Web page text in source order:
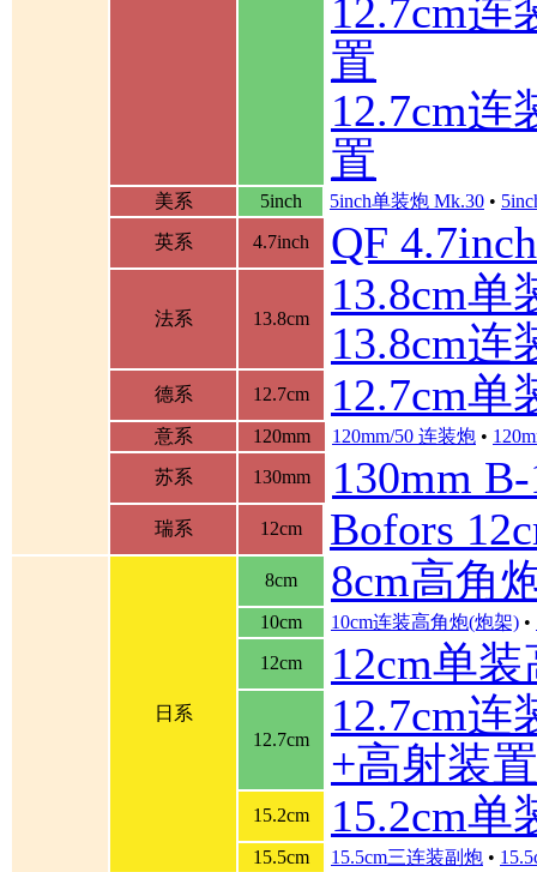
12.7cm
置
12.7cm
置
美系 5inch 5inch单装炮 Mk.30 •
英系
4.7inch QF
法系 13.8cm
13.8cm单
13.8cm连
德系 12.7cm 12.7cm单
意系 120mm 120mm/50 连装炮 •
苏系
130mm 130mm
瑞系 12cm Bofors
日系
8cm 8cm高角
10cm 10cm连装高角炮(炮架) •
12cm
12cm单
12.7cm
12.7cm连
+高射装置
15.2cm 15.2cm单
15.5cm 15.5cm三连装副炮 •